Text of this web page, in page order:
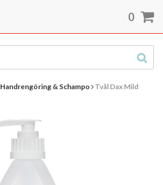
Handrengöring & Schampo Tvål Dax Mild
0